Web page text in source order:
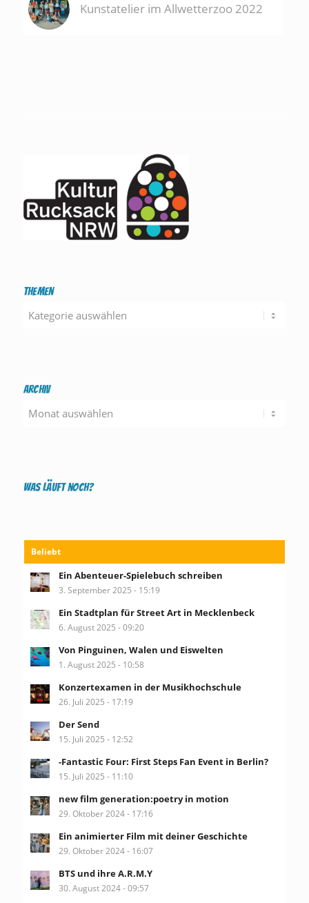
Kunstatelier im Allwetterzoo 2022
Themen
Themen
Archiv
Was läuft noch?
Beliebt
Ein Abenteuer-Spielebuch schreiben
3. September 2025 - 15:19
Ein Stadtplan für Street Art in Mecklenbeck
6. August 2025 - 09:20
Von Pinguinen, Walen und Eiswelten
1. August 2025 - 10:58
Konzertexamen in der Musikhochschule
26. Juli 2025 - 17:19
Der Send
15. Juli 2025 - 12:52
-Fantastic Four: First Steps Fan Event in Berlin?
15. Juli 2025 - 11:10
new film generation:poetry in motion
29. Oktober 2024 - 17:16
Ein animierter Film mit deiner Geschichte
29. Oktober 2024 - 16:07
BTS und ihre A.R.M.Y
30. August 2024 - 09:57